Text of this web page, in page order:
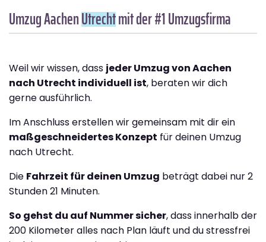
Umzug AachenUtrechtmit der #1 Umzugsfirma
Weil wir wissen, dass jeder Umzug von Aachen
nach Utrecht individuell ist, beraten wir dich
gerne ausführlich.
Im Anschluss erstellen wir gemeinsam mit dir ein
maßgeschneidertes Konzept für deinen Umzug
nach Utrecht.
Die Fahrzeit für deinen Umzug beträgt dabei nur 2
Stunden 21 Minuten.
So gehst du auf Nummer sicher, dass innerhalb der
200 Kilometer alles nach Plan läuft und du stressfrei